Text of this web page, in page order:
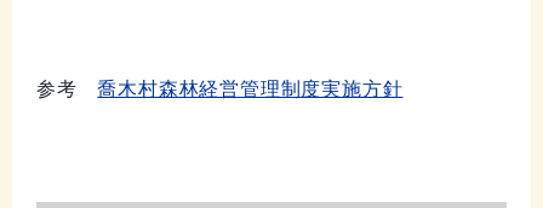
参考喬木村森林経営管理制度実施方針